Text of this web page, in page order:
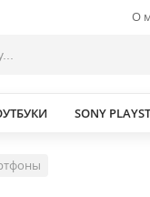
О
SONY